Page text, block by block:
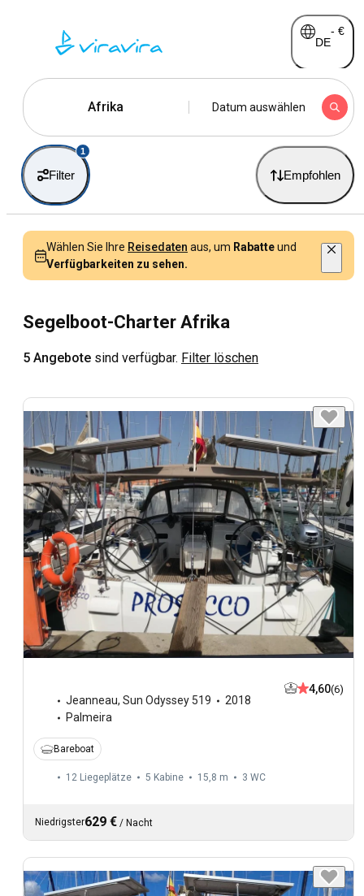
DE
- €
Afrika Datum auswählen
Filter
1
Empfohlen
Wählen Sie Ihre Reisedaten aus, um Rabatteund
Verfügbarkeiten zu sehen.
Segelboot-Charter Afrika
5 Angebote sind verfügbar. Filter löschen
Jeanneau, Sun Odyssey 519
2018
Palmeira
4,60(6)
Bareboat
12 Liegeplätze 5 Kabine 15,8 m 3 WC
Niedrigster629 € / Nacht